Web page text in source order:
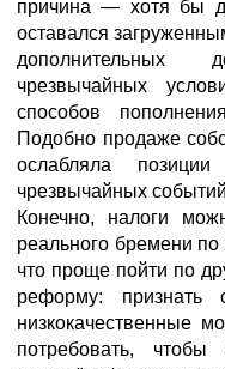
причина — хотя бы
оставался
дополнительных
чрезвычайных
способов
Подобно продаже
ослабляла
чрезвычайных
Конечно, налоги
реального бремени
что проще пойти по
реформу: признать
низкокачественные
потребовать, чтобы